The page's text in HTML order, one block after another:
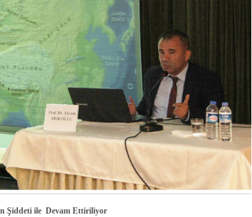
Şiddeti ile Devam Ettiriliyor